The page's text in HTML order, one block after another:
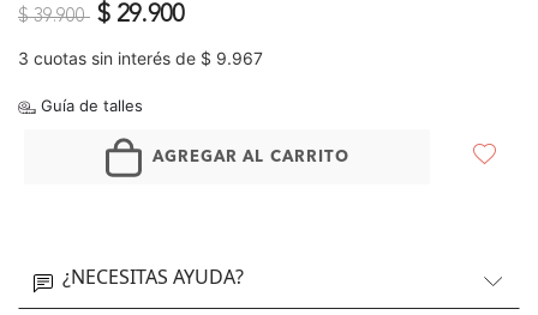
Precio reducido de
$ 39.900 a$ 29.900
3 cuotas sin interés de $ 9.967
Guía de talles
AGREGAR AL CARRITO
¿NECESITAS AYUDA?